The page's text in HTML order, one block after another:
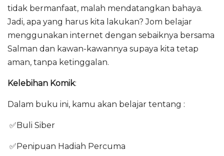
tidak bermanfaat, malah mendatangkan bahaya.
Jadi, apa yang harus kita lakukan? Jom belajar
menggunakan internet dengan sebaiknya bersama
Salman dan kawan-kawannya supaya kita tetap
aman, tanpa ketinggalan.
Kelebihan Komik:
Dalam buku ini, kamu akan belajar tentang :
✅Buli Siber
✅Penipuan Hadiah Percuma